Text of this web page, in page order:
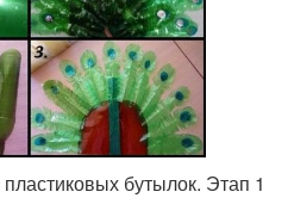
бутылок. Этап 1